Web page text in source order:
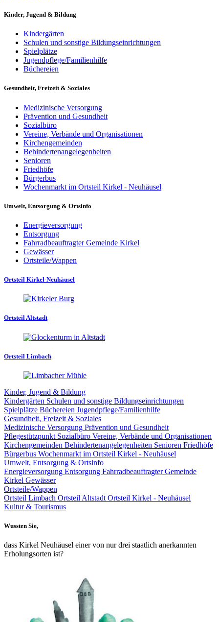
Kinder, Jugend & Bildung
Kindergärten
Schulen und sonstige Bildungseinrichtungen
Spielplätze
Jugendpflege/Familienhilfe
Büchereien
Gesundheit, Freizeit & Soziales
Medizinische Versorgung
Prävention und Gesundheit
Sozialbüro
Vereine, Verbände und Organisationen
Kirchengemeinden
Behindertenangelegenheiten
Senioren
Friedhöfe
Bürgerbus
Wochenmarkt im Ortsteil Kirkel - Neuhäusel
Umwelt, Entsorgung & Ortsinfo
Energieversorgung
Entsorgung
Fahrradbeauftragter Gemeinde Kirkel
Gewässer
Ortsteile/Wappen
Ortsteil Kirkel-Neuhäusel
Ortsteil Altstadt
Ortsteil Limbach
Kinder, Jugend & Bildung
Kindergärten Schulen und sonstige Bildungseinrichtungen
Spielplätze Büchereien Jugendpflege/Familienhilfe
Gesundheit, Freizeit & Soziales
Medizinische Versorgung Prävention und Gesundheit
Pflegestützpunkt Sozialbüro Vereine, Verbände und Organisationen
Kirchengemeinden Behindertenangelegenheiten Senioren Friedhöfe
Bürgerbus Wochenmarkt im Ortsteil Kirkel - Neuhäusel
Umwelt, Entsorgung & Ortsinfo
Energieversorgung Entsorgung Fahrradbeauftragter Gemeinde
Kirkel Gewässer
Ortsteile/Wappen
Ortsteil Limbach Ortsteil Altstadt Ortsteil Kirkel - Neuhäusel
Kultur & Tourismus
Wussten Sie,
dass Kirkel Neuhäusel einer von nur drei staatlich anerkannten
Erholungsorten ist?